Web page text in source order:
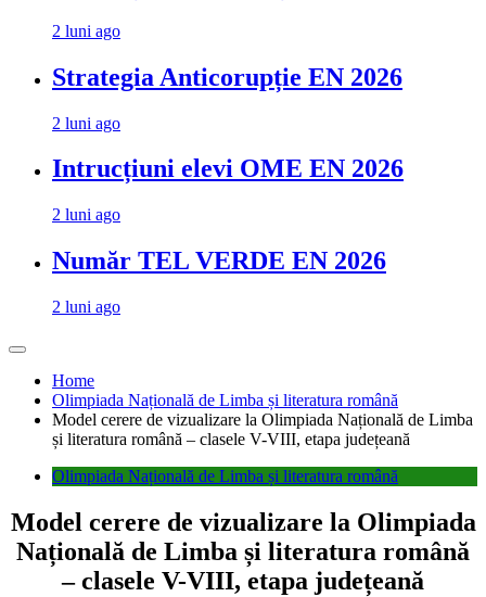
2 luni ago
Strategia Anticorupție EN 2026
2 luni ago
Intrucțiuni elevi OME EN 2026
2 luni ago
Număr TEL VERDE EN 2026
2 luni ago
Home
Olimpiada Națională de Limba și literatura română
Model cerere de vizualizare la Olimpiada Națională de Limba
și literatura română – clasele V-VIII, etapa județeană
Olimpiada Națională de Limba și literatura română
Model cerere de vizualizare la Olimpiada
Națională de Limba și literatura română
– clasele V-VIII, etapa județeană